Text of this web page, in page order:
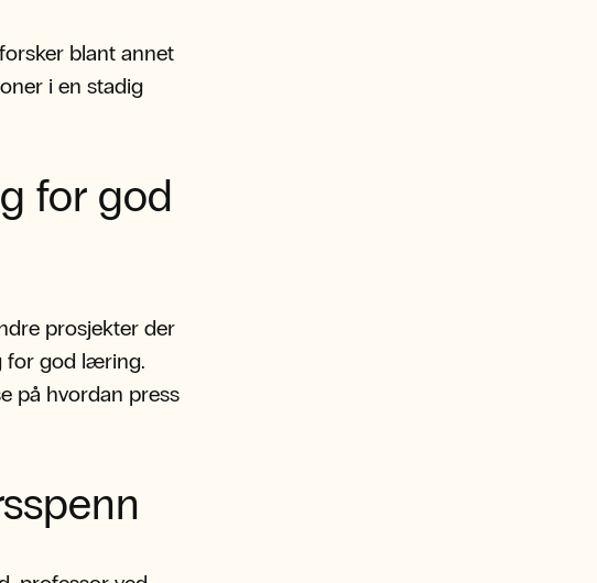
blant annet
i en stadig
for god
prosjekter der
for god læring.
på hvordan press